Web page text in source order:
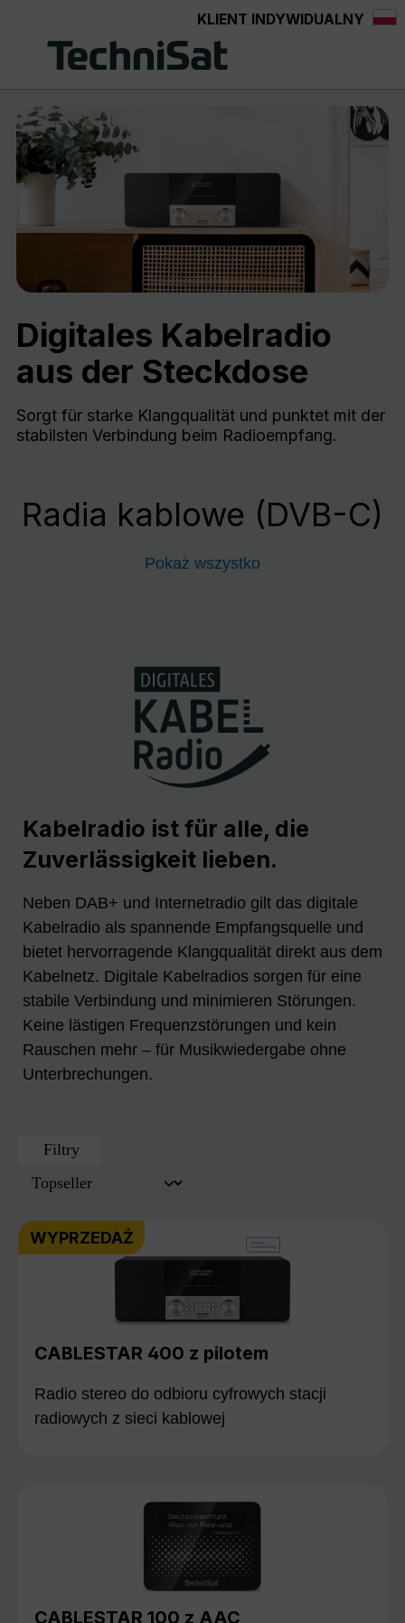
Przejdź do głównej zawartościKLIENT INDYWIDUALNY
Digitales Kabelradio
aus der Steckdose
Sorgt für starke Klangqualität und punktet mit der
stabilsten Verbindung beim Radioempfang.
Radia kablowe (DVB-C)
Pokaż wszystko
Kabelradio ist für alle, die
Zuverlässigkeit lieben.
Neben DAB+ und Internetradio gilt das digitale
Kabelradio als spannende Empfangsquelle und
bietet hervorragende Klangqualität direkt aus dem
Kabelnetz. Digitale Kabelradios sorgen für eine
stabile Verbindung und minimieren Störungen.
Keine lästigen Frequenzstörungen und kein
Rauschen mehr – für Musikwiedergabe ohne
Unterbrechungen.
Filtry
WYPRZEDAŻ
CABLESTAR 400 z pilotem
Radio stereo do odbioru cyfrowych stacji
radiowych z sieci kablowej
CABLESTAR 100 z AAC